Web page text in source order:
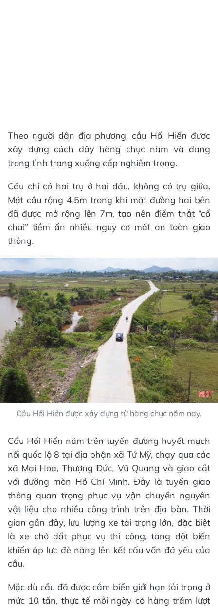
Theo người dân địa phương, cầu Hối Hiến được
xây dựng cách đây hàng chục năm và đang
trong tình trạng xuống cấp nghiêm trọng.
Cầu chỉ có hai trụ ở hai đầu, không có trụ giữa.
Mặt cầu rộng 4,5m trong khi mặt đường hai bên
đã được mở rộng lên 7m, tạo nên điểm thắt “cổ
chai” tiềm ẩn nhiều nguy cơ mất an toàn giao
thông.
Cầu Hối Hiến được xây dựng từ hàng chục năm nay.
Cầu Hối Hiến nằm trên tuyến đường huyết mạch
nối quốc lộ 8 tại địa phận xã Tứ Mỹ, chạy qua các
xã Mai Hoa, Thượng Đức, Vũ Quang và giao cắt
với đường mòn Hồ Chí Minh. Đây là tuyến giao
thông quan trọng phục vụ vận chuyển nguyên
vật liệu cho nhiều công trình trên địa bàn. Thời
gian gần đây, lưu lượng xe tải trọng lớn, đặc biệt
là xe chở đất phục vụ thi công, tăng đột biến
khiến áp lực đè nặng lên kết cấu vốn đã yếu của
cầu.
Mặc dù cầu đã được cắm biển giới hạn tải trọng ở
mức 10 tấn, thực tế mỗi ngày có hàng trăm lượt